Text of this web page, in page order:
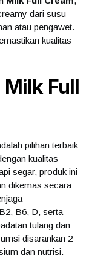
dari susu
atau pengawet.
kualitas
Milk Full
pilihan terbaik
kualitas
segar, produk ini
dikemas secara
B6, D, serta
tulang dan
disarankan 2
dan nutrisi.